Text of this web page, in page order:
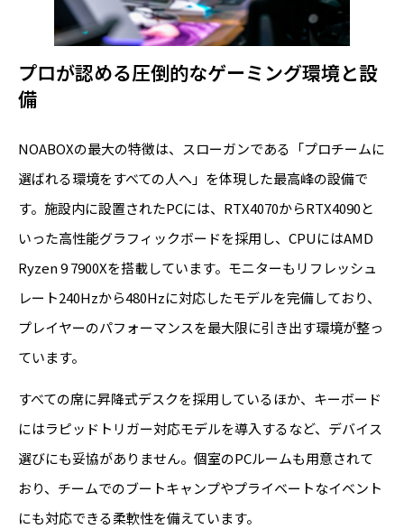
プロが認める圧倒的なゲーミング環境と設
備
NOABOXの最大の特徴は、スローガンである「プロチームに
選ばれる環境をすべての人へ」を体現した最高峰の設備で
す。施設内に設置されたPCには、RTX4070からRTX4090と
いった高性能グラフィックボードを採用し、CPUにはAMD
Ryzen 9 7900Xを搭載しています。モニターもリフレッシュ
レート240Hzから480Hzに対応したモデルを完備しており、
プレイヤーのパフォーマンスを最大限に引き出す環境が整っ
ています。
すべての席に昇降式デスクを採用しているほか、キーボード
にはラピッドトリガー対応モデルを導入するなど、デバイス
選びにも妥協がありません。個室のPCルームも用意されて
おり、チームでのブートキャンプやプライベートなイベント
にも対応できる柔軟性を備えています。